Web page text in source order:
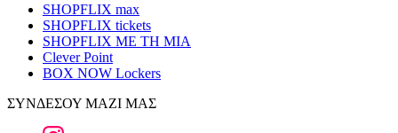
SHOPFLIX max
SHOPFLIX tickets
SHOPFLIX ΜΕ ΤΗ ΜΙΑ
Clever Point
BOX NOW Lockers
ΣΥΝΔΕΣΟΥ ΜΑΖΙ ΜΑΣ